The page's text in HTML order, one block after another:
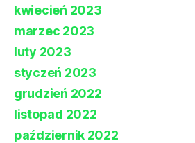
kwiecień 2023
marzec 2023
luty 2023
styczeń 2023
grudzień 2022
listopad 2022
październik 2022